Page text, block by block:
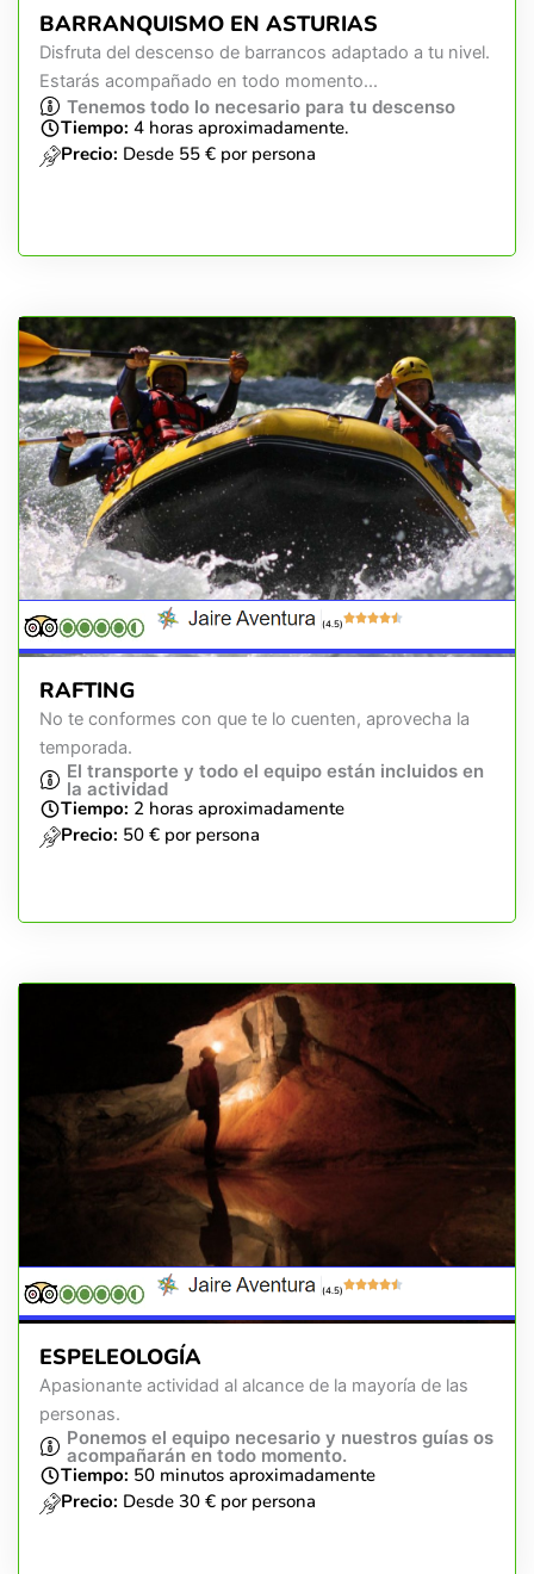
BARRANQUISMO EN ASTURIAS
Disfruta del descenso de barrancos adaptado a tu nivel.
Estarás acompañado en todo momento...
Tenemos todo lo necesario para tu descenso
Tiempo: 4 horas aproximadamente.
Precio: Desde 55 € por persona
(4.5)
RAFTING
No te conformes con que te lo cuenten, aprovecha la
temporada.
El transporte y todo el equipo están incluidos en
la actividad
Tiempo: 2 horas aproximadamente
Precio: 50 € por persona
(4.5)
ESPELEOLOGÍA
Apasionante actividad al alcance de la mayoría de las
personas.
Ponemos el equipo necesario y nuestros guías os
acompañarán en todo momento.
Tiempo: 50 minutos aproximadamente
Precio: Desde 30 € por persona